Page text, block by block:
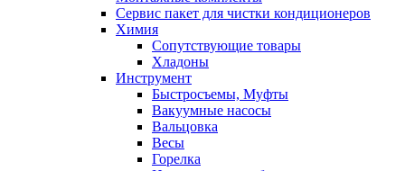
Сервис пакет для чистки кондиционеров
Химия
Сопутствующие товары
Хладоны
Инструмент
Быстросъемы, Муфты
Вакуумные насосы
Вальцовка
Весы
Горелка